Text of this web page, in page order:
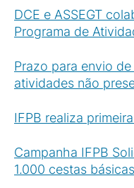
DCE e ASSEGT
Programa de
Prazo para envio
atividades não
IFPB realiza
Campanha IFPB
1.000 cestas